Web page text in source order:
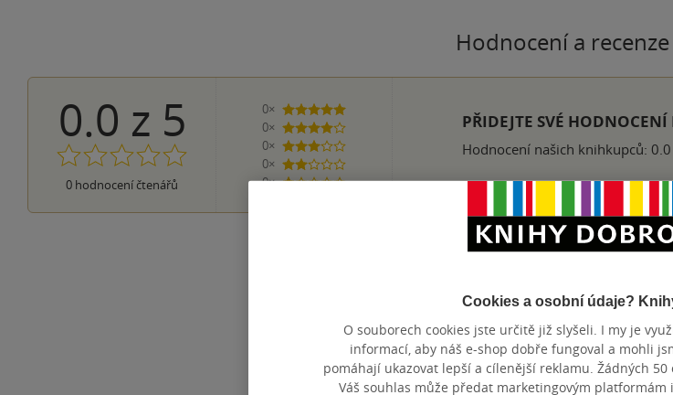
Hodnocení a
0.0 z 5
0 hodnocení čtenářů
0×
5 hvězdiček
0×
4 hvězdičky
0×
3 hvězdičky
0×
2 hvězdičky
0×
1 hvezdička
PŘIDEJTE SVÉ
Hodnocení našich knihkupců: 0.0
Přidat
Cookies a osobní údaje?
O souborech cookies jste určitě již slyšeli. I my je
informací, aby náš e-shop dobře fungoval a mohli
pomáhají ukazovat lepší a cílenější reklamu. Žádných
Váš souhlas může předat marketingovým platformám